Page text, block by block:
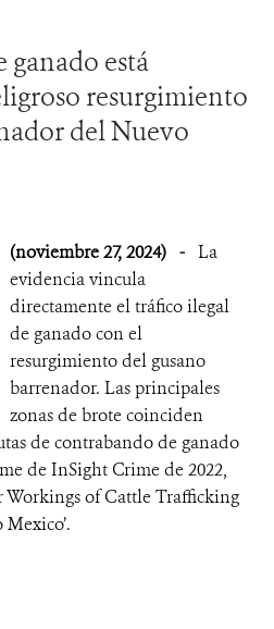
ganado está
resurgimiento
del Nuevo
(noviembre 27, 2024) - La
evidencia vincula
directamente el tráfico ilegal
de ganado con el
resurgimiento del gusano
barrenador. Las principales
zonas de brote coinciden
de contrabando de ganado
de InSight Crime de 2022,
Workings of Cattle Trafficking